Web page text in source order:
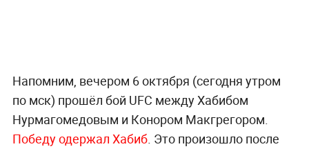
Напомним, вечером 6 октября (сегодня утром
по мск) прошёл бой UFC между Хабибом
Нурмагомедовым и Конором Макгрегором.
Победу одержал Хабиб. Это произошло после